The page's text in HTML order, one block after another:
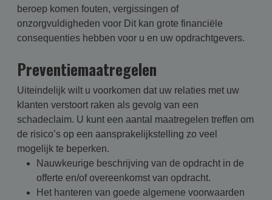
beroep komen fouten, vergissingen of
onzorgvuldigheden voor Dit kan grote financiële
consequenties hebben voor u en uw opdrachtgevers.
Preventiemaatregelen
Uiteindelijk wilt u voorkomen dat uw relaties met uw
klanten verstoort raken als gevolg van een
schadeclaim. U kunt een aantal maatregelen treffen om
de risico’s op een aansprakelijkstelling zo veel
mogelijk te beperken.
Nauwkeurige beschrijving van de opdracht in de
offerte en/of overeenkomst van opdracht.
Het hanteren van goede algemene voorwaarden